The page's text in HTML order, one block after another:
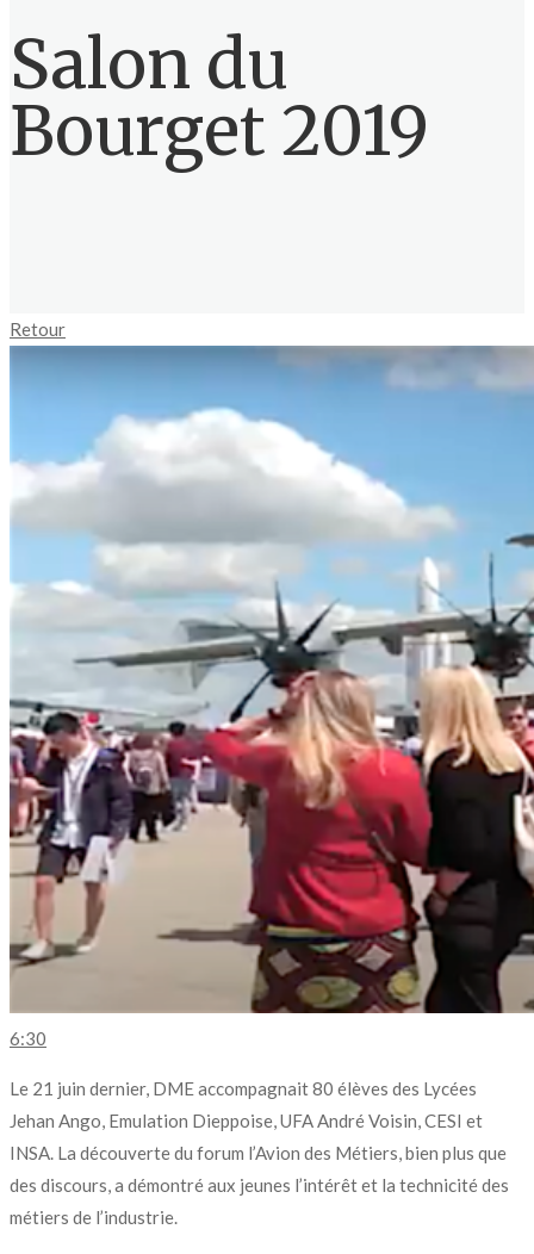
Salon du
Bourget 2019
Retour
6:30
Le 21 juin dernier, DME accompagnait 80 élèves des Lycées
Jehan Ango, Emulation Dieppoise, UFA André Voisin, CESI et
INSA. La découverte du forum l’Avion des Métiers, bien plus que
des discours, a démontré aux jeunes l’intérêt et la technicité des
métiers de l’industrie.